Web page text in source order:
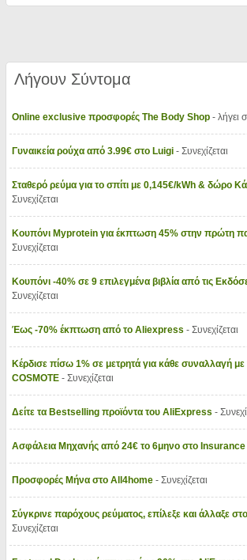
Λήγουν Σύντομα
Online exclusive προσφορές The Body Shop - λήγει
Γυναικεία ρούχα από 3.99€ στο Luigi - Συνεχίζεται
Σταθερό ρεύμα για το σπίτι με 0,145€/kWh & δώρο
Συνεχίζεται
Κουπόνι Myprotein για έκπτωση 45% στην πρώτη
Συνεχίζεται
Κουπόνι -40% σε 9 επιλεγμένα βιβλία από τις
Συνεχίζεται
Έως -70% έκπτωση από το Aliexpress - Συνεχίζεται
Κέρδισε πίσω 1% σε μετρητά για κάθε συναλλαγή
COSMOTE - Συνεχίζεται
Δείτε τα Bestselling προϊόντα του AliExpress -
Ασφάλεια Μηχανής από 24€ το 6μηνο στο
Προσφορές Μήνα στο All4home - Συνεχίζεται
Σύγκρινε παρόχους ρεύματος, επίλεξε και άλλαξε
Συνεχίζεται